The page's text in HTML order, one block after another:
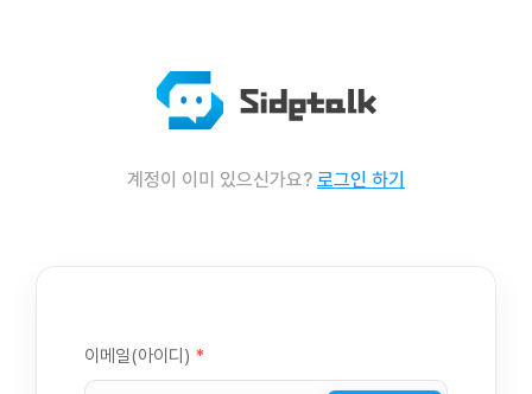
계정이 이미 있으신가요? 로그인 하기
이메일(아이디) *